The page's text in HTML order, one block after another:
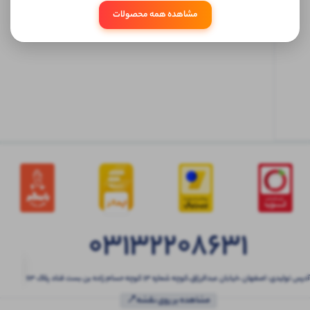
ابتدا
وارد
03132208631
آدرس تولیدی: اصفهان ،خیابان عبدالرزاق،کوچه شماره ۱۳ کوچه حسام زاده بن بست قناد پلاک ۶۳
مشاهده بر روی نقشه📍
مشاهده همه محصولات